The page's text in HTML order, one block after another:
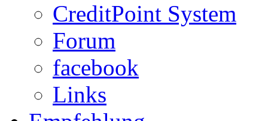
CreditPoint System
Forum
facebook
Links